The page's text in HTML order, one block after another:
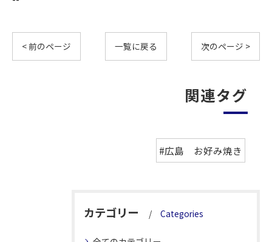
< 前のページ 一覧に戻る 次のページ >
関連タグ
#広島 お好み焼き
カテゴリー Categories